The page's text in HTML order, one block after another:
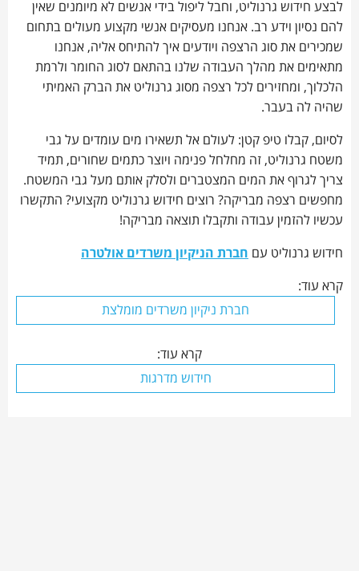
לבצע חידוש גרנוליט, וחבל ליפול בידי אנשים לא מיומנים שאין
להם נסיון וידע רב. אנחנו מעסיקים אנשי מקצוע מעולים בתחום
שמכירים את סוג הרצפה ויודעים איך להתיחס אליה, אנחנו
מתאימים את מהלך העבודה שלנו בהתאם לסוג החומר ולרמת
הלכלוך, ומחזירים לכל רצפה מסוג גרנוליט את הברק האמיתי
שהיה לה בעבר.
לסיום, קבלו טיפ קטן: לעולם אל תשאירו מים עומדים על גבי
משטח גרנוליט, זה מחלחל פנימה ויוצר כתמים שחורים, תמיד
צריך לגרוף את המים המצטברים ולסלק אותם מעל גבי המשטח.
מחפשים רצפה מבריקה? רוצים חידוש גרנוליט מקצועי? התקשרו
עכשיו להזמין עבודה ותקבלו תוצאה מבריקה!
חידוש גרנוליט עם חברת הניקיון משרדים אולטרה
קרא עוד:
חברת ניקיון משרדים מומלצת
קרא עוד:
חידוש מדרגות